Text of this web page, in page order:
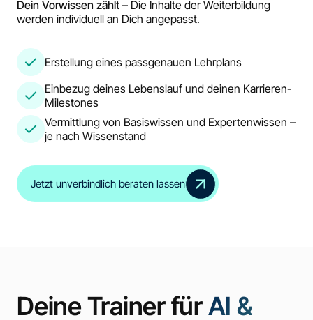
Dein Vorwissen zählt – Die Inhalte der Weiterbildung
werden individuell an Dich angepasst.
Erstellung eines passgenauen Lehrplans
Einbezug deines Lebenslauf und deinen Karrieren-
Milestones
Vermittlung von Basiswissen und Expertenwissen –
je nach Wissenstand
Jetzt unverbindlich beraten lassen
Deine Trainer fürAI &